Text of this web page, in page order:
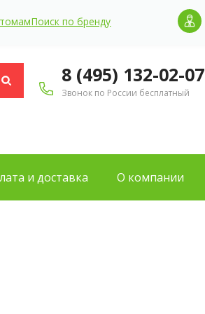
Поиск по бренду
8 (495) 132-02-07
Звонок по России бесплатный
и доставка О компании